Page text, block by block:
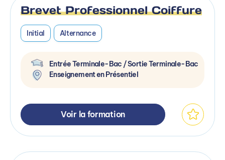
Brevet Professionnel Coiffure
Initial Alternance
Entrée Terminale-Bac / Sortie Terminale-Bac
Enseignement en Présentiel
Voir la formation